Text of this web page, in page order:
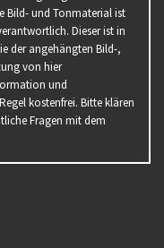
Bild- und Tonmaterial ist
Dieser ist in
der angehängten Bild-,
von hier
und
kostenfrei. Bitte klären
Fragen mit dem